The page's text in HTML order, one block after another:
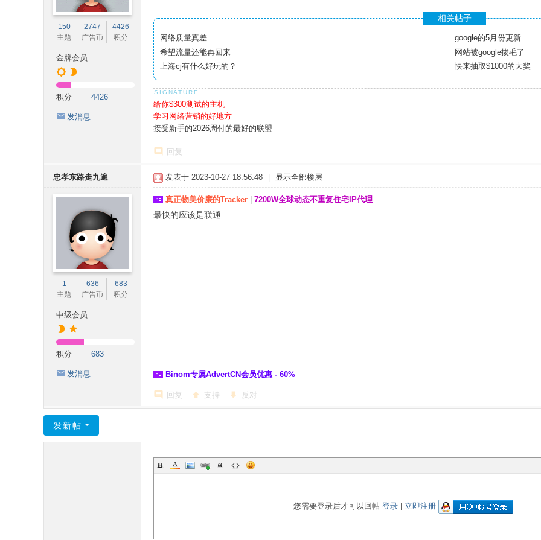
150
主题
2747
广告币
4426
积分
金牌会员
积分 4426
发消息
相关帖子
网络质量真差
google的5月份更新
希望流量还能再回来
网站被google拔毛了
上海cj有什么好玩的？
快来抽取$1000的大奖
给你$300测试的主机
学习网络营销的好地方
接受新手的2026周付的最好的联盟
回复
忠孝东路走九遍
1
主题
636
广告币
683
积分
中级会员
积分 683
发消息
发表于 2023-10-27 18:56:48 显示全部楼层
真正物美价廉的Tracker 7200W全球动态不重复住宅IP代理
最快的应该是联通
Binom专属AdvertCN会员优惠 - 60%
回复 支持 反对
发新帖
您需要登录后才可以回帖 登录| 立即注册